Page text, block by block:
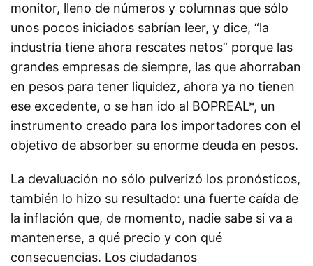
monitor, lleno de números y columnas que sólo
unos pocos iniciados sabrían leer, y dice, “la
industria tiene ahora rescates netos” porque las
grandes empresas de siempre, las que ahorraban
en pesos para tener liquidez, ahora ya no tienen
ese excedente, o se han ido al BOPREAL*, un
instrumento creado para los importadores con el
objetivo de absorber su enorme deuda en pesos.
La devaluación no sólo pulverizó los pronósticos,
también lo hizo su resultado: una fuerte caída de
la inflación que, de momento, nadie sabe si va a
mantenerse, a qué precio y con qué
consecuencias. Los ciudadanos